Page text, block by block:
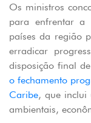
Os ministros
para enfrentar a
países da região
erradicar
disposição final
o fechamento
Caribe, que inclui
ambientais,